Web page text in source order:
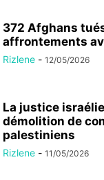
372 Afghans
affrontements
Rizlene - 12/05/2026
La justice
démolition de
palestiniens
Rizlene - 11/05/2026